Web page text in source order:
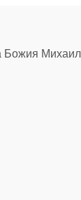
Божия